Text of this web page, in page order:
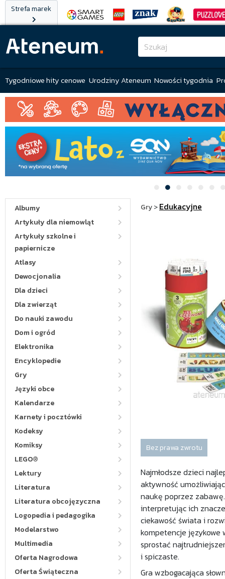
Strefa marek
Tygodniowe hity cenowe Urodziny Ateneum Nowości tygodnia
Albumy
Artykuły dla niemowląt
Artykuły szkolne i
papiernicze
Atlasy
Dewocjonalia
Dla dzieci
Dla zwierząt
Do nauki zawodu
Dom i ogród
Elektronika
Encyklopedie
Gry
Języki obce
Kalendarze
Karnety i pocztówki
Kodeksy
Komiksy
LEGO®
Lektury
Literatura
Literatura obcojęzyczna
Logopedia i pedagogika
Modelarstwo
Multimedia
Oferta Nagrodowa
Oferta Świąteczna
Gry>Edukacyjne
Bez prawa zwrotu
Najmłodsze dzieci
aktywność
naukę poprzez
interpretując ich
ciekawość świata i
kompetencje językowe
sprostać
i spiczaste.
Gra wzbogacająca